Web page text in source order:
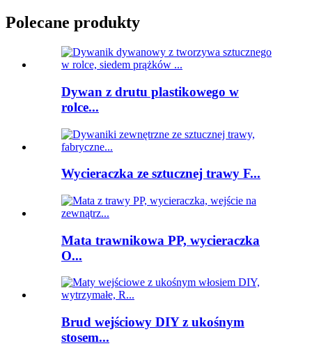
Polecane produkty
Dywan z drutu plastikowego w
rolce...
Wycieraczka ze sztucznej trawy F...
Mata trawnikowa PP, wycieraczka
O...
Brud wejściowy DIY z ukośnym
stosem...